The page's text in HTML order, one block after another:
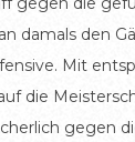
den
Mit
die
gegen